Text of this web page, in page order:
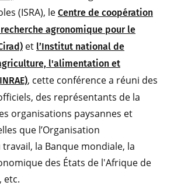
(ISRA), le Centre de coopération
agronomique pour le
et l’Institut national de
l'alimentation et
, cette conférence a réuni des
des représentants de la
organisations paysannes et
que l’Organisation
la Banque mondiale, la
des États de l'Afrique de
etc.